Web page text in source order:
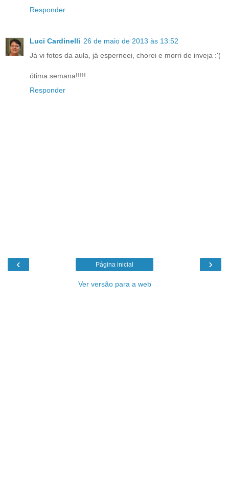
Responder
Luci Cardinelli 26 de maio de 2013 às 13:52
Já vi fotos da aula, já esperneei, chorei e morri de inveja :'(
ótima semana!!!!!
Responder
‹ ›
Página inicial
Ver versão para a web